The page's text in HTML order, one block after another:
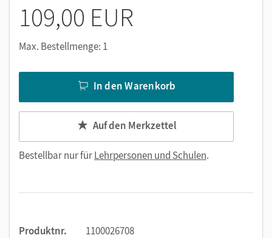
109,00 EUR
Max. Bestellmenge: 1
In den Warenkorb
Auf den Merkzettel
Bestellbar nur fürLehrpersonen und Schulen.
Produktnr.
1100026708